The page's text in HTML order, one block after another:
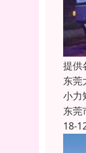
提供
东莞
小力
东莞
18-